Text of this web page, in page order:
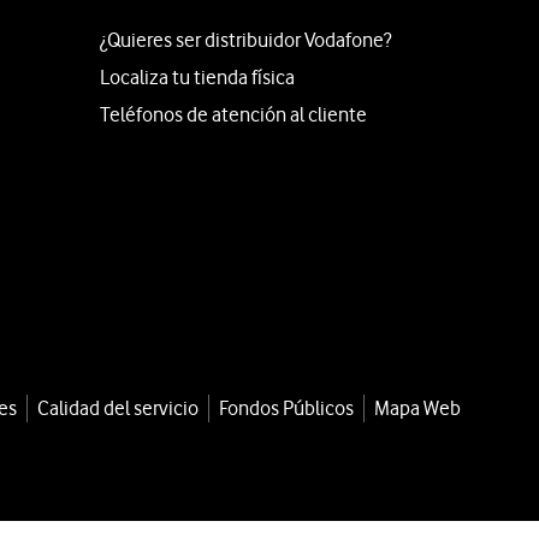
¿Quieres ser distribuidor Vodafone?
Localiza tu tienda física
Teléfonos de atención al cliente
Calidad del servicio Fondos Públicos Mapa Web